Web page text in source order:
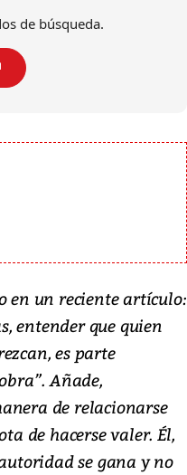
de búsqueda.
en un reciente artículo:
entender que quien
es parte
Añade,
de relacionarse
de hacerse valer. Él,
se gana y no